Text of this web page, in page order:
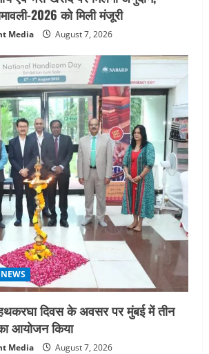
2026 को मिली मंजूरी
Media August 7, 2026
हथकरघा दिवस के अवसर पर मुंबई में तीन
आयोजन किया
Media August 7, 2026